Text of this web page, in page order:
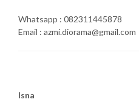
Whatsapp : 082311445878
Email : azmi.diorama@gmail.com
Isna